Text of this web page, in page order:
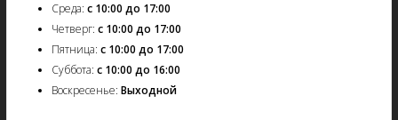
Среда: с 10:00 до 17:00
Четверг: с 10:00 до 17:00
Пятница: с 10:00 до 17:00
Суббота: с 10:00 до 16:00
Воскресенье: Выходной